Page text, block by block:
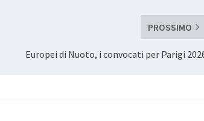
PROSSIMO
Europei di Nuoto, i convocati per Parigi